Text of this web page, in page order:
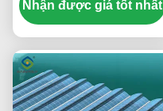
Nhận được giá tốt nhất